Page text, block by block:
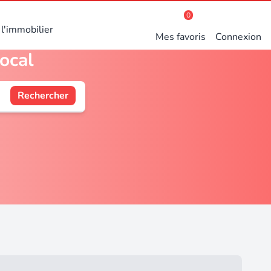
l'immobilier
0
Mes favoris Connexion
Rechercher